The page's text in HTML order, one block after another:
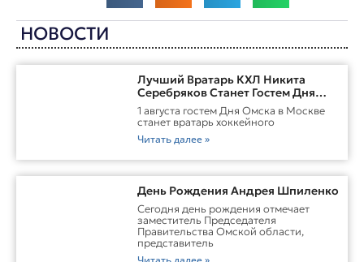
НОВОСТИ
Лучший Вратарь КХЛ Никита
Серебряков Станет Гостем Дня
Омска В Москве
1 августа гостем Дня Омска в Москве
станет вратарь хоккейного
Читать далее »
День Рождения Андрея Шпиленко
Cегодня день рождения отмечает
заместитель Председателя
Правительства Омской области,
представитель